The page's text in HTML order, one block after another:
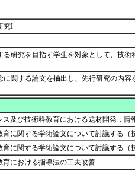
究I
る研究を目指す学生を対象として、技
に関する論文を抽出し、先行研究の内
ス及び技術科教育における題材開発，
育に関する学術論文について討議する
育に関する学術論文について討議する
育における指導法の工夫改善